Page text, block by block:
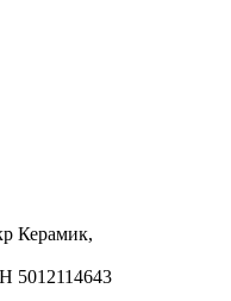
Керамик,